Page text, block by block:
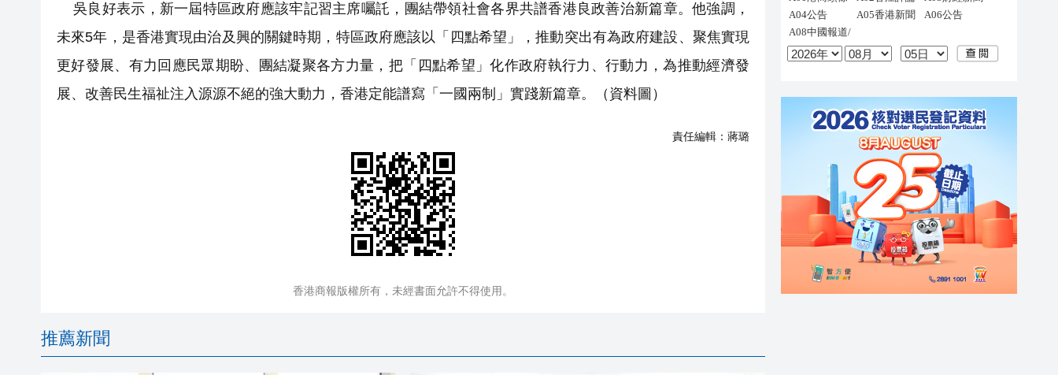
吳良好表示，新一屆特區政府應該牢記習主席囑託，團結帶領社會各界共譜香港良政善治新篇章。他強調，
未來5年，是香港實現由治及興的關鍵時期，特區政府應該以「四點希望」，推動突出有為政府建設、聚焦實現
更好發展、有力回應民眾期盼、團結凝聚各方力量，把「四點希望」化作政府執行力、行動力，為推動經濟發
展、改善民生福祉注入源源不絕的強大動力，香港定能譜寫「一國兩制」實踐新篇章。（資料圖）
責任編輯： 蔣璐
香港商報版權所有，未經書面允許不得使用。
推薦新聞